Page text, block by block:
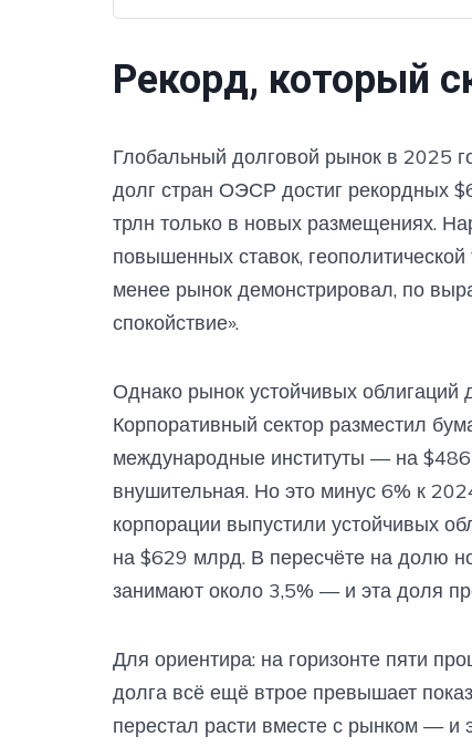
Рекорд, который
Глобальный долговой рынок в 2025
долг стран ОЭСР достиг рекордных
трлн только в новых размещениях.
повышенных ставок,
менее рынок демонстрировал, по
спокойствие».
Однако рынок устойчивых
Корпоративный сектор разместил
международные институты — на
внушительная. Но это минус 6% к
корпорации выпустили устойчивых
на $629 млрд. В пересчёте на долю
занимают около 3,5% — и эта доля
Для ориентира: на горизонте пяти
долга всё ещё втрое превышает
перестал расти вместе с рынком — и